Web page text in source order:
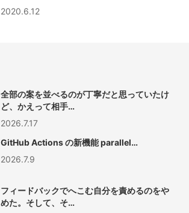
2020.6.12
全部の案を並べるのが丁寧だと思っていたけ
ど、かえって相手…
2026.7.17
GitHub Actions の新機能 parallel…
2026.7.9
フィードバックでへこむ自分を責めるのをや
めた。そして、そ…